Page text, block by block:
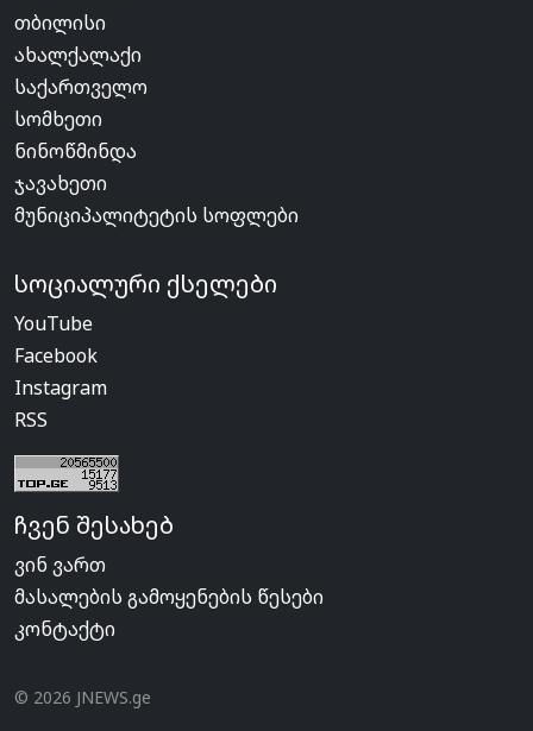
თბილისი
ახალქალაქი
საქართველო
სომხეთი
ნინოწმინდა
ჯავახეთი
მუნიციპალიტეტის სოფლები
სოციალური ქსელები
YouTube
Facebook
Instagram
RSS
ჩვენ შესახებ
ვინ ვართ
მასალების გამოყენების წესები
კონტაქტი
© 2026 JNEWS.ge